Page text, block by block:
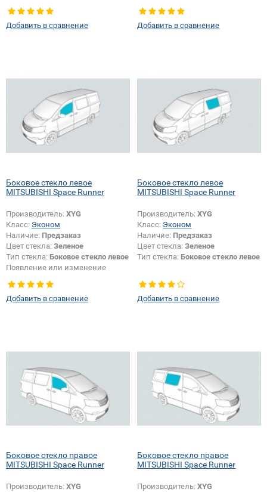
отверстий:
Да
Добавить в сравнение
правое
Добавить в сравнение
Боковое стекло левое
MITSUBISHI Space Runner
Производитель: XYG
Класс: Эконом
Наличие: Предзаказ
Цвет стекла: Зеленое
Тип стекла: Боковое стекло левое
Появление или изменение
Добавить в сравнение
Боковое стекло левое
MITSUBISHI Space Runner
Производитель:XYG
Класс: Эконом
Наличие: Предзаказ
Цвет стекла:Зеленое
Тип стекла: Боковое стекло левое
Добавить в сравнение
Боковое стекло правое
MITSUBISHI Space Runner
Производитель: XYG
Боковое стекло правое
MITSUBISHI Space Runner
Производитель:XYG